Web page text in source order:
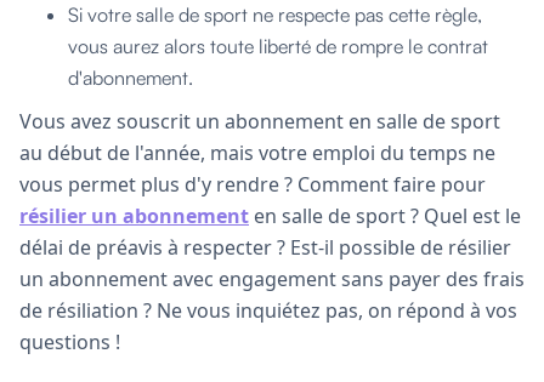
Si votre salle de sport ne respecte pas cette règle,
vous aurez alors toute liberté de rompre le contrat
d'abonnement.
Vous avez souscrit un abonnement en salle de sport
au début de l'année, mais votre emploi du temps ne
vous permet plus d'y rendre ? Comment faire pour
résilier un abonnement en salle de sport ? Quel est le
délai de préavis à respecter ? Est-il possible de résilier
un abonnement avec engagement sans payer des frais
de résiliation ? Ne vous inquiétez pas, on répond à vos
questions !